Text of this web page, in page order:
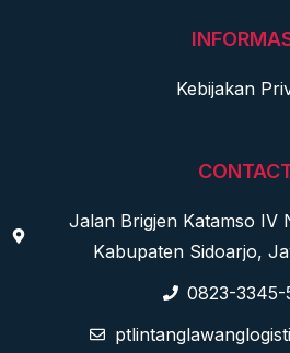
Kebijakan
Jalan Brigjen Katamso IV
Kabupaten Sidoarjo,
0823-3345-